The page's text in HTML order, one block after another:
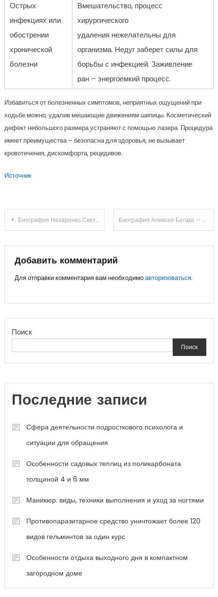
Острых
инфекциях или
обострении
хронической
болезни
Вмешательство, процесс
хирургического
удаления нежелательны для
организма. Недуг заберет силы для
борьбы с инфекцией. Заживление
ран – энергоемкий процесс.
Избавиться от болезненных симптомов, неприятных ощущений при
ходьбе можно, удалив мешающие движениям шипицы. Косметический
дефект небольшого размера устраняют с помощью лазера. Процедура
имеет преимущества – безопасна для здоровья, не вызывает
кровотечения, дискомфорта, рецидивов.
Источник
Навигация
записям
Биография Назаренко Светлана — успешная ученая, выдающаяся женщина и лидер в своей отрасли безграничных возможностей Биография Алексея Бегака — футбольного тренера, спортивного деятеля и личности с яркой карьерой и многочисленными достижениями!
Добавить комментарий
Для отправки комментария вам необходимоавторизоваться.
Поиск
Поиск
Последние записи
Сфера деятельности подросткового психолога и
ситуации для обращения
Особенности садовых теплиц из поликарбоната
толщиной 4 и 6 мм
Маникюр: виды, техники выполнения и уход за ногтями
Противопаразитарное средство уничтожает более 120
видов гельминтов за один курс
Особенности отдыха выходного дня в компактном
загородном доме